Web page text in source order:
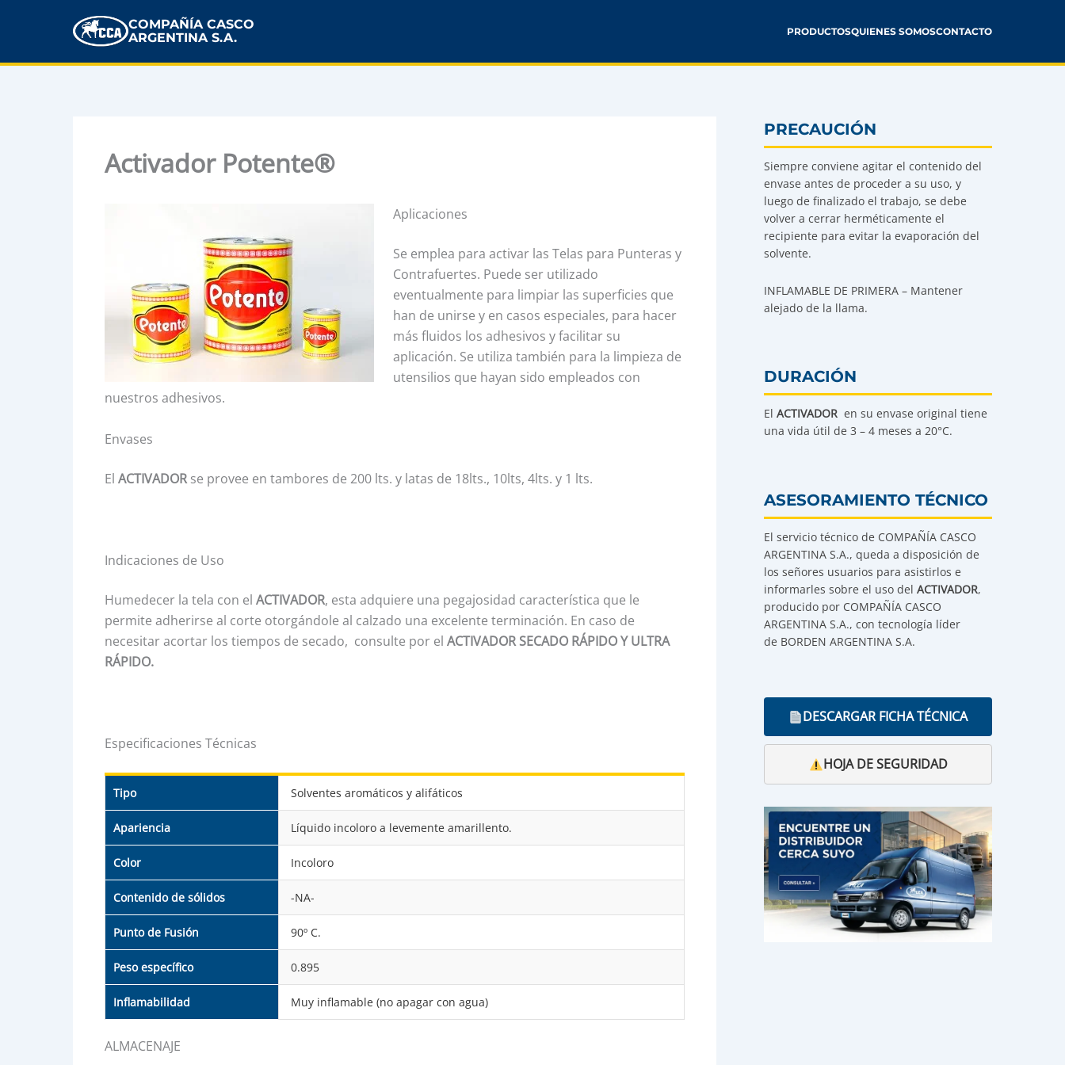
COMPAÑÍA CASCO
ARGENTINA S.A.
PRODUCTOSQUIENES SOMOSCONTACTO
Activador Potente®
Aplicaciones
Se emplea para activar las Telas para Punteras y
Contrafuertes. Puede ser utilizado
eventualmente para limpiar las superficies que
han de unirse y en casos especiales, para hacer
más fluidos los adhesivos y facilitar su
aplicación. Se utiliza también para la limpieza de
utensilios que hayan sido empleados con
nuestros adhesivos.
Envases
El ACTIVADOR se provee en tambores de 200 lts. y latas de 18lts., 10lts, 4lts. y 1 lts.
Indicaciones de Uso
Humedecer la tela con el ACTIVADOR, esta adquiere una pegajosidad característica que le
permite adherirse al corte otorgándole al calzado una excelente terminación. En caso de
necesitar acortar los tiempos de secado, consulte por el ACTIVADOR SECADO RÁPIDO Y ULTRA
RÁPIDO.
Especificaciones Técnicas
Tipo Solventes aromáticos y alifáticos
Apariencia Líquido incoloro a levemente amarillento.
Color Incoloro
Contenido de sólidos -NA-
Punto de Fusión 90º C.
Peso específico 0.895
Inflamabilidad Muy inflamable (no apagar con agua)
ALMACENAJE
PRECAUCIÓN
Siempre conviene agitar el contenido del
envase antes de proceder a su uso, y
luego de finalizado el trabajo, se debe
volver a cerrar herméticamente el
recipiente para evitar la evaporación del
solvente.
INFLAMABLE DE PRIMERA – Mantener
alejado de la llama.
DURACIÓN
El ACTIVADOR en su envase original tiene
una vida útil de 3 – 4 meses a 20°C.
ASESORAMIENTO TÉCNICO
El servicio técnico de COMPAÑÍA CASCO
ARGENTINA S.A., queda a disposición de
los señores usuarios para asistirlos e
informarles sobre el uso del ACTIVADOR,
producido por COMPAÑÍA CASCO
ARGENTINA S.A., con tecnología líder
de BORDEN ARGENTINA S.A.
DESCARGAR FICHA TÉCNICA
HOJA DE SEGURIDAD